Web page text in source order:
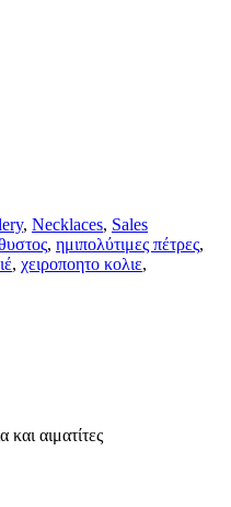
, Necklaces, Sales
, ημιπολύτιμες πέτρες,
, χειροποητο κολιε,
αιματίτες